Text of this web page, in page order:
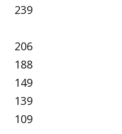
239
206
188
149
139
109